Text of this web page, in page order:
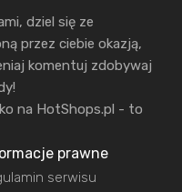
dziel się ze
przez ciebie okazją,
komentuj zdobywaj
na HotShops.pl - to
prawne
serwisu